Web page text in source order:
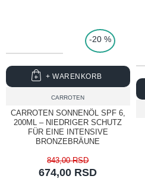
-20 %
CARROTEN
CARROTEN SONNENÖL SPF 6,
200ML – NIEDRIGER SCHUTZ
FÜR EINE INTENSIVE
BRONZEBRÄUNE
674,00 RSD
843,00 RSD
+ WARENKORB
TOP PRICE